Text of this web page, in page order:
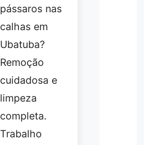
pássaros nas
calhas em
Ubatuba?
Remoção
cuidadosa e
limpeza
completa.
Trabalho